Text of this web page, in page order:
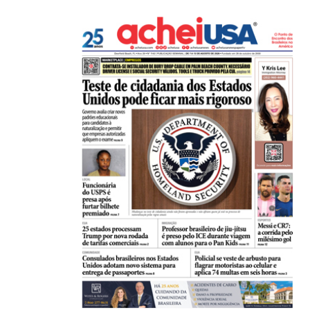
HISTÓRICO
Açaí é reconhecido oficialmente como fruto
21/01/2026